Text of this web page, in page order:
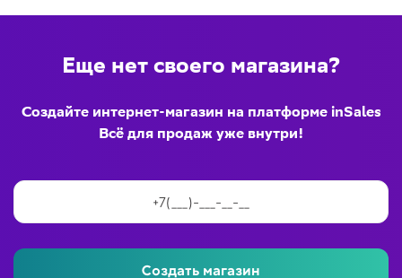
Еще нет своего магазина?
Создайте интернет-магазин на платформе inSales
Всё для продаж уже внутри!
Создать магазин